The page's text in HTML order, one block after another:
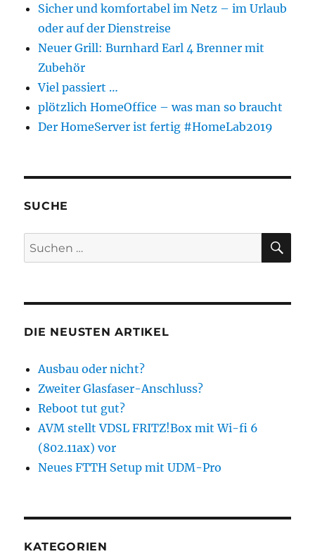
Sicher und komfortabel im Netz – im Urlaub
oder auf der Dienstreise
Neuer Grill: Burnhard Earl 4 Brenner mit
Zubehör
Viel passiert …
plötzlich HomeOffice – was man so braucht
Der HomeServer ist fertig #HomeLab2019
SUCHE
Suchen
nach:
DIE NEUSTEN ARTIKEL
Ausbau oder nicht?
Zweiter Glasfaser-Anschluss?
Reboot tut gut?
AVM stellt VDSL FRITZ!Box mit Wi-fi 6
(802.11ax) vor
Neues FTTH Setup mit UDM-Pro
KATEGORIEN